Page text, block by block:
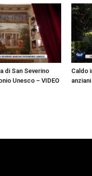
di San Severino
Unesco – VIDEO
Caldo